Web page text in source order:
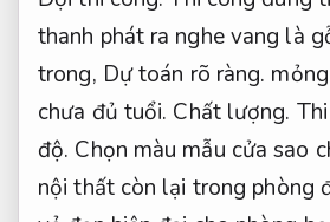
thanh phát ra nghe vang là
trong, Dự toán rõ ràng.
chưa đủ tuổi. Chất lượng.
độ. Chọn màu mẫu cửa sao
nội thất còn lại trong phòng